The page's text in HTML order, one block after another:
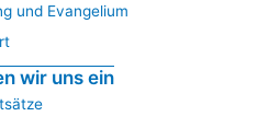
und Evangelium
wir uns ein